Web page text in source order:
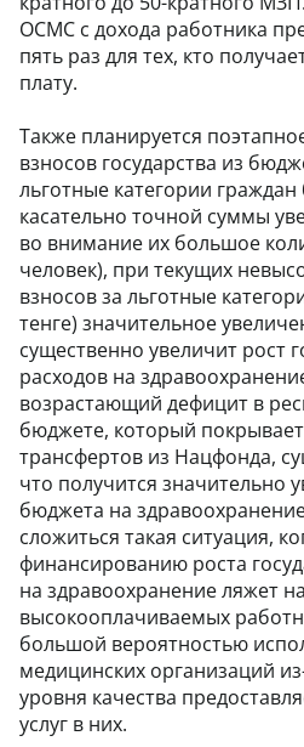
ОСМС с дохода работника
пять раз для тех, кто
плату.
Также планируется
взносов государства из
льготные категории граждан
касательно точной суммы
во внимание их большое
человек), при текущих
взносов за льготные
тенге) значительное
существенно увеличит рост
расходов на
возрастающий дефицит в
бюджете, который
трансфертов из Нацфонда,
что получится значительно
бюджета на
сложиться такая ситуация,
финансированию роста
на здравоохранение ляжет
высокооплачиваемых
большой вероятностью
медицинских организаций
уровня качества
услуг в них.